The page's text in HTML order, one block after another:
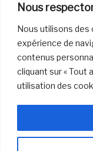
Nous
Nous utilisons
expérience de
contenus
cliquant sur « Tout
utilisation des
Tous